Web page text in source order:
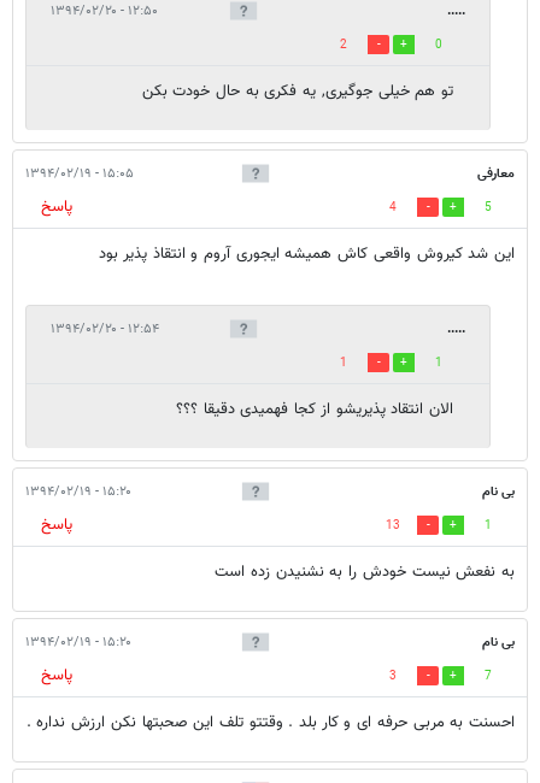
..... ۱۲:۵۰ - ۱۳۹۴/۰۲/۲۰
0
2
تو هم خیلی جوگیری, یه فکری به حال خودت بکن
معارفی ۱۵:۰۵ - ۱۳۹۴/۰۲/۱۹
5
4
پاسخ
این شد کیروش واقعی کاش همیشه ایجوری آروم و انتقاذ پذیر بود
..... ۱۲:۵۴ - ۱۳۹۴/۰۲/۲۰
1
1
الان انتقاد پذیریشو از کجا فهمیدی دقیقا ؟؟؟
بی نام ۱۵:۲۰ - ۱۳۹۴/۰۲/۱۹
1
13
پاسخ
به نفعش نیست خودش را به نشنیدن زده است
بی نام ۱۵:۲۰ - ۱۳۹۴/۰۲/۱۹
7
3
پاسخ
احسنت به مربی حرفه ای و کار بلد . وقتتو تلف این صحبتها نکن ارزش نداره .